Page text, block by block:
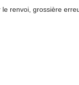
renvoi, grossière